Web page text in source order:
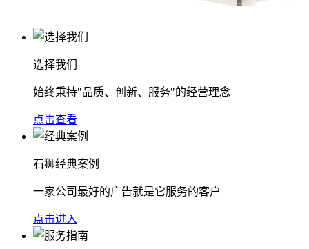
选择我们
始终秉持"品质、创新、服务"的经营理念
点击查看
石狮经典案例
一家公司最好的广告就是它服务的客户
点击进入